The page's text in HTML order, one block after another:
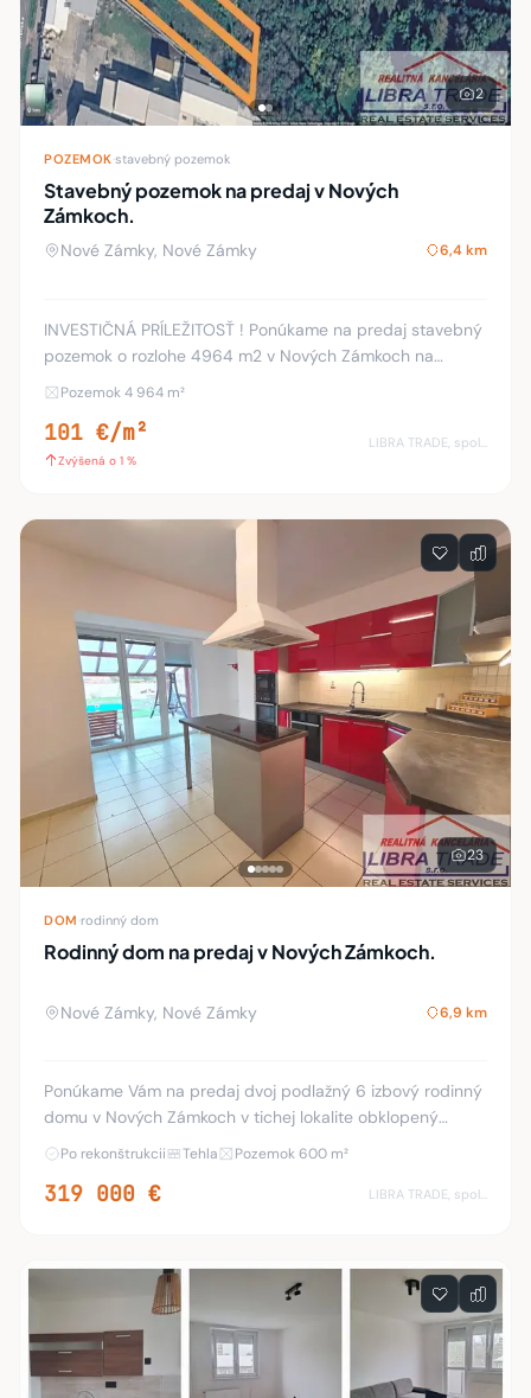
2
POZEMOK stavebný pozemok
Stavebný pozemok na predaj v Nových
Zámkoch.
Nové Zámky, Nové Zámky 6,4 km
INVESTIČNÁ PRÍLEŽITOSŤ ! Ponúkame na predaj stavebný
pozemok o rozlohe 4964 m2 v Nových Zámkoch na
Šurianskej ulici. Pozemok je priestranný, dostatočne široký,
Pozemok 4 964 m²
101 €/m²
Zvýšená o 1 %
LIBRA TRADE, spol.s.r.o.
23
DOM rodinný dom
Rodinný dom na predaj v Nových Zámkoch.
Nové Zámky, Nové Zámky 6,9 km
Ponúkame Vám na predaj dvoj podlažný 6 izbový rodinný
domu v Nových Zámkoch v tichej lokalite obklopený
prírodou. Dom prešiel zásadnou a kompletnou
Po rekonštrukcii Tehla Pozemok 600 m²
319 000 € LIBRA TRADE, spol.s.r.o.